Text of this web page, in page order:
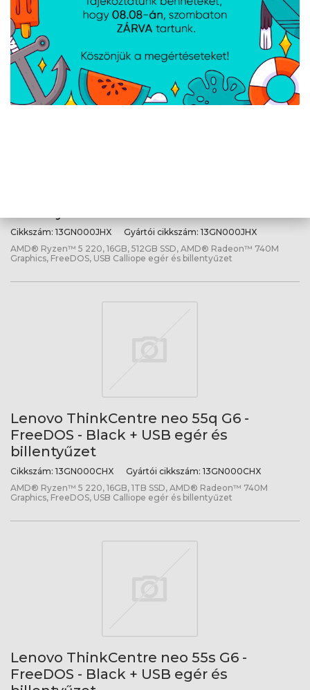
AMD® Ryzen™ 5 220, 8GB, 512GB SSD, AMD® Radeon™ 740M
Graphics, FreeDOS, USB Calliope egér és billentyűzet
Cikkszám: 13GN000JHX Gyártói cikkszám: 13GN000JHX
AMD® Ryzen™ 5 220, 16GB, 512GB SSD, AMD® Radeon™ 740M
Graphics, FreeDOS, USB Calliope egér és billentyűzet
Lenovo ThinkCentre neo 55q G6 -
FreeDOS - Black + USB egér és
billentyűzet
Cikkszám: 13GN000CHX Gyártói cikkszám: 13GN000CHX
AMD® Ryzen™ 5 220, 16GB, 1TB SSD, AMD® Radeon™ 740M
Graphics, FreeDOS, USB Calliope egér és billentyűzet
Lenovo ThinkCentre neo 55s G6 -
FreeDOS - Black + USB egér és